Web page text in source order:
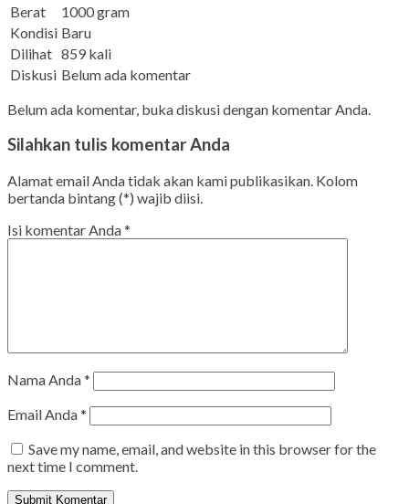
Berat
1000 gram
Kondisi Baru
Dilihat 859 kali
Diskusi Belum ada komentar
Belum ada komentar, buka diskusi dengan komentar Anda.
Silahkan tulis komentar Anda
Alamat email Anda tidak akan kami publikasikan. Kolom
bertanda bintang (*) wajib diisi.
Isi komentar Anda*
Nama Anda*
Email Anda*
Save my name, email, and website in this browser for the
next time I comment.